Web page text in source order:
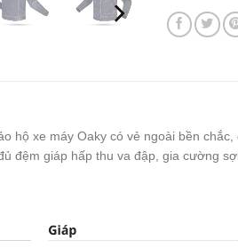
hộ xe máy Oaky có vẻ ngoài bền
đệm giáp hấp thu va đập, gia cường